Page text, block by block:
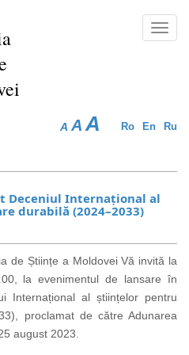
Ro En Ru
A A A
Deceniul Internațional al
durabilă (2024–2033)
de Științe a Moldovei Vă invită la
la evenimentul de lansare în
Internațional al științelor pentru
proclamat de către Adunarea
august 2023.